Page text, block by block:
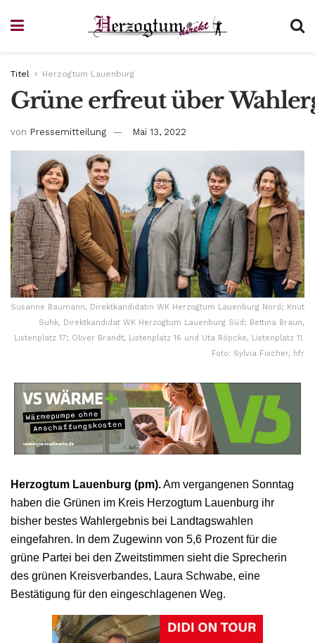
Titel Herzogtum Lauenburg
Grüne erfreut über
von Pressemitteilung Mai 13, 2022
Susanne Baumann, Direktkandidatin WK Herzogtum Lauenburg Nord; Knut
Suhk, Direktkandidat WK Herzogtum Lauenburg Süd; Bettina Braun,
Listenplatz 17; Oliver Brandt, Listenplatz 16 und Uta Röpcke, Listenplatz 11.
Foto: Sylvia Fischer, hfr
Herzogtum Lauenburg (pm).Am vergangenen Sonntag
haben die Grünen im Kreis Herzogtum Lauenburg ihr
bisher bestes Wahlergebnis bei Landtagswahlen
eingefahren. In dem Zugewinn von 5,6 Prozent für die
grüne Partei bei den Zweitstimmen sieht die Sprecherin
des grünen Kreisverbandes, Laura Schwabe, eine
Bestätigung für den eingeschlagenen Weg.